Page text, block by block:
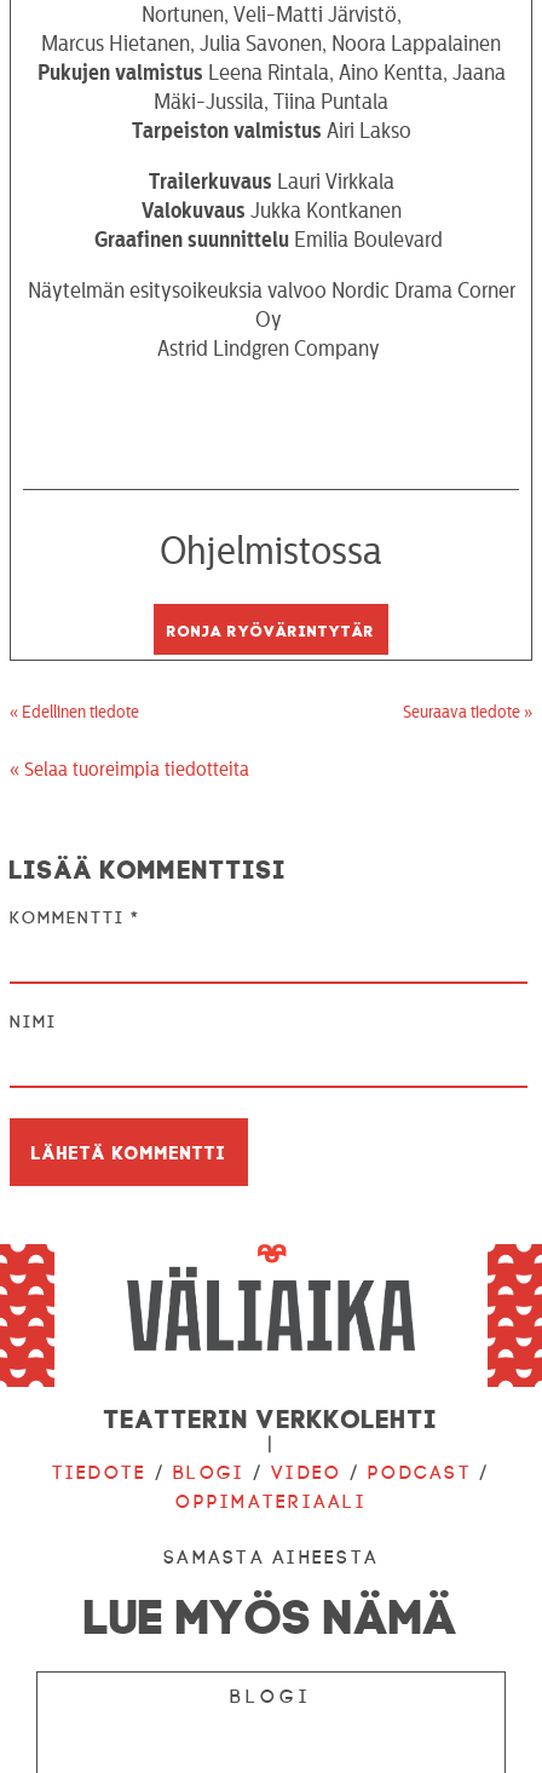
Nortunen, Veli-Matti Järvistö,
Marcus Hietanen, Julia Savonen, Noora Lappalainen
Pukujen valmistus Leena Rintala, Aino Kentta, Jaana
Mäki-Jussila, Tiina Puntala
Tarpeiston valmistus Airi Lakso
Trailerkuvaus Lauri Virkkala
Valokuvaus Jukka Kontkanen
Graafinen suunnittelu Emilia Boulevard
Näytelmän esitysoikeuksia valvoo Nordic Drama Corner
Oy
Astrid Lindgren Company
Ohjelmistossa
Ronja ryövärintytär
« Edellinen tiedote Seuraava tiedote »
« Selaa tuoreimpia tiedotteita
Lisää kommenttisi
Kommentti *
Nimi
Teatterin verkkolehti
Tiedote / Blogi /Video / Podcast /
Oppimateriaali
Samasta aiheesta
LUE MYÖS NÄMÄ
Blogi